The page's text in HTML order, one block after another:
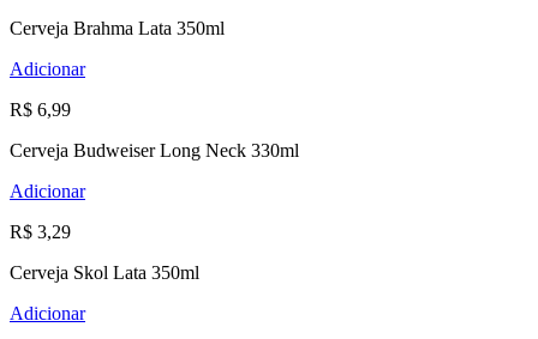
Cerveja Brahma Lata 350ml
Adicionar
R$ 6,99
Cerveja Budweiser Long Neck 330ml
Adicionar
R$ 3,29
Cerveja Skol Lata 350ml
Adicionar